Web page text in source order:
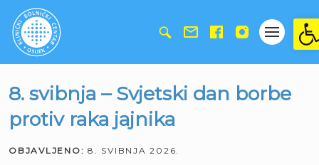
8. svibnja – Svjetski dan borbe
protiv raka jajnika
OBJAVLJENO: 8. SVIBNJA 2026.